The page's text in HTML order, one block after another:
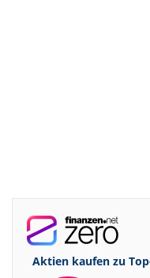
Aktien kaufen zu